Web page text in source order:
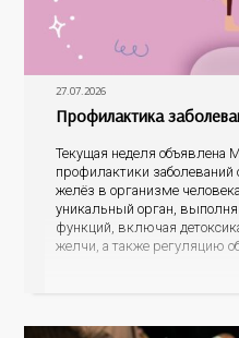
27.07.2026
Профилактика
Текущая неделя объявлена
профилактики
желёз в организме
уникальный орган,
функций, включая
желчи, а также регуляцию